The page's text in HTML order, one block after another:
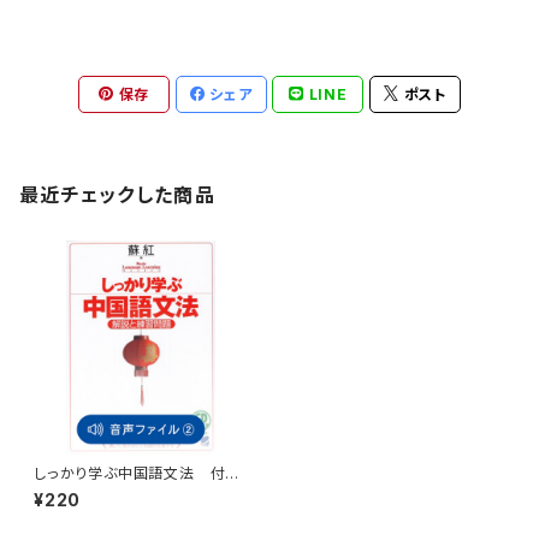
保存 シェア LINE ポスト
最近チェックした商品
しっかり学ぶ中国語文法 付属
音声2
¥220